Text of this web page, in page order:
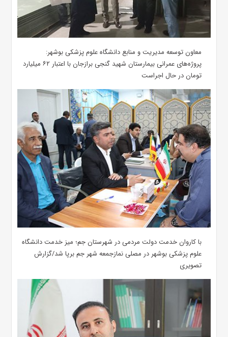
معاون توسعه مدیریت و منابع دانشگاه علوم پزشکی بوشهر:
پروژه‌های عمرانی بیمارستان شهید گنجی برازجان با اعتبار ۶۲ میلیارد
تومان در حال اجراست
با کاروان خدمت دولت مردمی در شهرستان جم؛ میز خدمت دانشگاه
علوم پزشکی بوشهر در مصلی نمازجمعه شهر جم برپا شد/گزارش
تصویری